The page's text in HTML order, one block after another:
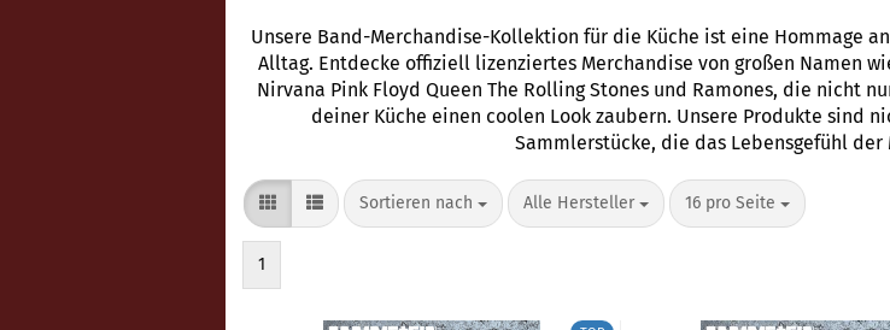
Unsere Band-Merchandise-Kollektion für die Küche ist eine Hommage
Alltag. Entdecke offiziell lizenziertes Merchandise von großen Namen
Nirvana Pink Floyd Queen The Rolling Stones und Ramones, die nicht
deiner Küche einen coolen Look zaubern. Unsere Produkte sind
Sammlerstücke, die das Lebensgefühl
Sortieren nach
Sortieren nach Alle Hersteller
pro Seite 16 pro Seite
pro Seite
1